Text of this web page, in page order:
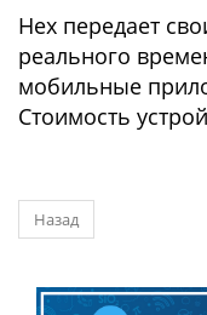
Hex передает
реального
мобильные
Стоимость
Назад